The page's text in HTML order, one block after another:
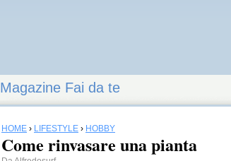
Magazine Fai da te
HOME › LIFESTYLE › HOBBY
Come rinvasare una pianta